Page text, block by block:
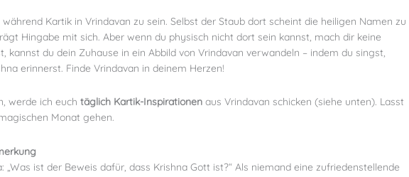
Kartik in Vrindavan zu sein. Selbst der Staub dort scheint die heiligen Namen zu
Hingabe mit sich. Aber wenn du physisch nicht dort sein kannst, mach dir keine
kannst du dein Zuhause in ein Abbild von Vrindavan verwandeln – indem du singst,
erinnerst. Finde Vrindavan in deinem Herzen!
werde ich euchtäglich Kartik-Inspirationenaus Vrindavan schicken (siehe unten). Lasst
Monat gehen.
„Was ist der Beweis dafür, dass Krishna Gott ist?“ Als niemand eine zufriedenstellende